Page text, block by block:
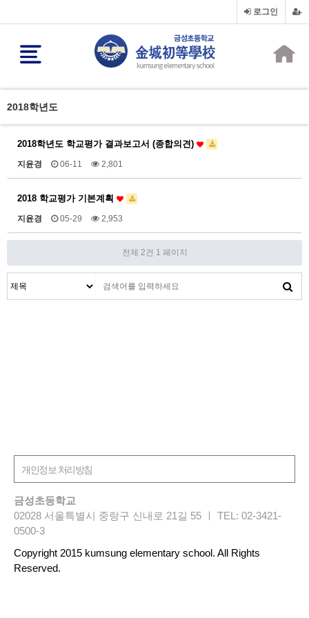
로그인
2018학년도
2018학년도 학교평가 결과보고서 (종합의견)
지윤경 06-11 2,801
2018 학교평가 기본계획
지윤경 05-29 2,953
전체 2건 1 페이지
금성초등학교
02028 서울특별시 중랑구 신내로 21길 55 ㅣ TEL: 02-3421-
0500-3
Copyright 2015 kumsung elementary school. All Rights
Reserved.